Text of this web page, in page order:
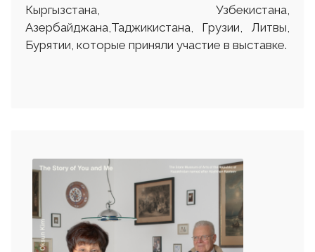
Кыргызстана, Узбекистана,
Азербайджана,Таджикистана, Грузии, Литвы,
Бурятии, которые приняли участие в выставке.